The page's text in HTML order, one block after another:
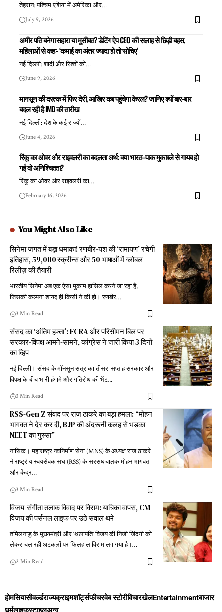
तेहरान: पश्चिम एशिया में अमेरिका और…
July 9, 2026
अमीर पति बनेगा सहारा या मुसीबत? डेटिंग ऐप CEO की सलाह से छिड़ी बहस,
महिलाओं से कहा- ‘कमाई का अंतर ज्यादा हो तो सोचिए’
नई दिल्ली: शादी और रिश्तों को…
June 9, 2026
मानसून की दस्तक में फिर देरी, आखिर कब पहुंचेगा केरल? जानिए क्यों बार-बार
बदल रही है IMD की तारीख
नई दिल्ली: देश के कई राज्यों…
June 4, 2026
रिंकू का ओवर और राइवलरी का बदलता अर्थ: क्या भारत–पाक मुकाबले से गायब हो
गई वो अनिश्चितता?
रिंकू का ओवर और राइवलरी का…
February 16, 2026
You Might Also Like
सिनेमा जगत में बड़ा धमाका! रणबीर-यश की ‘रामायण’ रचेगी
इतिहास, 59,000 स्क्रीन्स और 50 भाषाओं में ग्लोबल
रिलीज़ की तैयारी
भारतीय सिनेमा अब एक ऐसा मुकाम हासिल करने जा रहा है,
जिसकी कल्पना शायद ही किसी ने की हो। रणबीर…
3 Min Read
संसद का ‘अंतिम हफ्ता’: FCRA और परिसीमन बिल पर
सरकार-विपक्ष आमने-सामने, कांग्रेस ने जारी किया 3 दिनों
का व्हिप
नई दिल्ली। संसद के मॉनसून सत्र का तीसरा सप्ताह सरकार और
विपक्ष के बीच भारी हंगामे और गतिरोध की भेंट…
3 Min Read
RSS-Gen Z संवाद पर राज ठाकरे का बड़ा हमला: “मोहन
भागवत ने देर कर दी, BJP की अंदरूनी कलह से भड़का
NEET का गुस्सा”
नासिक। महाराष्ट्र नवनिर्माण सेना (MNS) के अध्यक्ष राज ठाकरे
ने राष्ट्रीय स्वयंसेवक संघ (RSS) के सरसंघचालक मोहन भागवत
और केंद्र…
3 Min Read
विजय-संगीता तलाक विवाद पर विराम: याचिका वापस, CM
विजय की पर्सनल लाइफ पर उठे सवाल थमे
तमिलनाडु के मुख्यमंत्री और ‘थलापति’ विजय की निजी जिंदगी को
लेकर चल रही अटकलों पर फिलहाल विराम लग गया है।…
2 Min Read
होमसियासीवर्ल्डराज्यक्राइमशॉर्ट्सफीचरवेब स्टोरीविचारखेलEntertainmentबाजार
धर्मलाइफस्टाइलअन्य